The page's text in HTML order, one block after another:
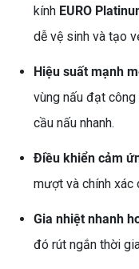
kính EURO
dễ vệ sinh và tạo
Hiệu suất mạnh
vùng nấu đạt
cầu nấu nhanh.
Điều khiển cảm
mượt và chính xác
Gia nhiệt nhanh
đó rút ngắn thời